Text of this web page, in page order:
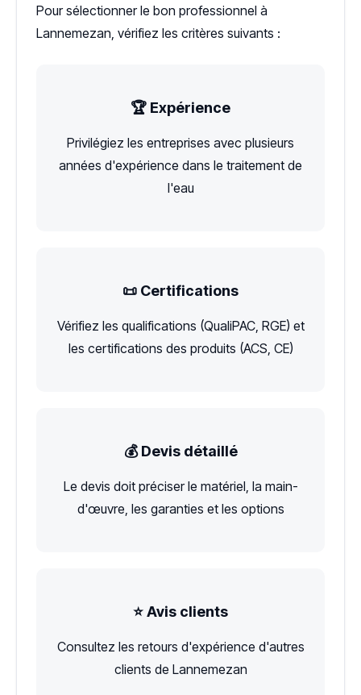
Pour sélectionner le bon professionnel à
Lannemezan, vérifiez les critères suivants :
🏆 Expérience
Privilégiez les entreprises avec plusieurs
années d'expérience dans le traitement de
l'eau
📜 Certifications
Vérifiez les qualifications (QualiPAC, RGE) et
les certifications des produits (ACS, CE)
💰 Devis détaillé
Le devis doit préciser le matériel, la main-
d'œuvre, les garanties et les options
⭐ Avis clients
Consultez les retours d'expérience d'autres
clients de Lannemezan